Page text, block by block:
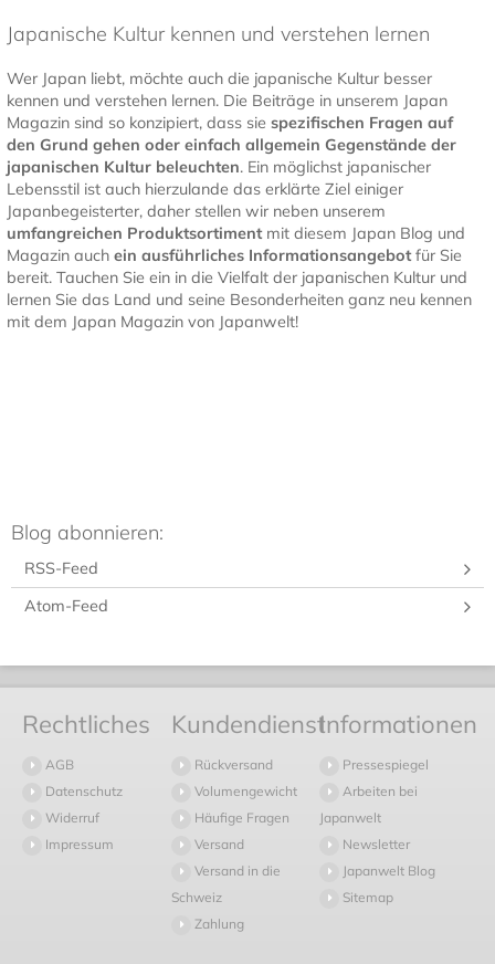
Japanische Kultur kennen und verstehen lernen
Wer Japan liebt, möchte auch die japanische Kultur besser
kennen und verstehen lernen. Die Beiträge in unserem Japan
Magazin sind so konzipiert, dass sie spezifischen Fragen auf
den Grund gehen oder einfach allgemein Gegenstände der
japanischen Kulturbeleuchten. Ein möglichst japanischer
Lebensstil ist auch hierzulande das erklärte Ziel einiger
Japanbegeisterter, daher stellen wir neben unserem
umfangreichen Produktsortimentmit diesem Japan Blog und
Magazin auch ein ausführliches Informationsangebotfür Sie
bereit. Tauchen Sie ein in die Vielfalt der japanischen Kultur und
lernen Sie das Land und seine Besonderheiten ganz neu kennen
mit dem Japan Magazin von Japanwelt!
Blog abonnieren:
RSS-Feed
Atom-Feed
Rechtliches
AGB
Datenschutz
Widerruf
Impressum
Kundendienst
Rückversand
Volumengewicht
Häufige Fragen
Versand
Versand in die
Schweiz
Zahlung
Informationen
Pressespiegel
Arbeiten bei
Japanwelt
Newsletter
Japanwelt Blog
Sitemap